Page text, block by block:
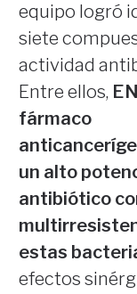
equipo logró
siete
actividad
Entre ellos,
fármaco
un alto
antibiótico
estas
efectos